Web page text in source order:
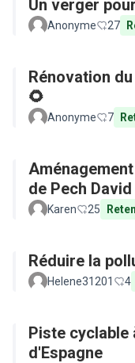
Un verger
Anonyme 27
Rénovation
🌻
Anonyme 7
de Pech David
Karen 25
Réduire la
Helene31201 4
Piste cyclable
d'Espagne